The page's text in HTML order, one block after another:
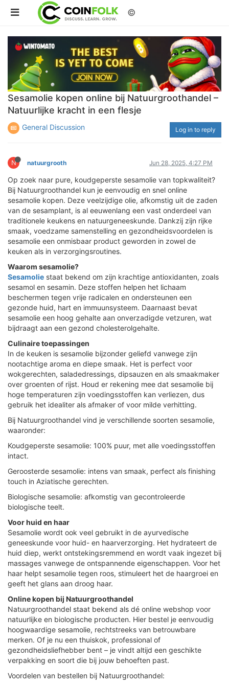
©
Sesamolie kopen online bij Natuurgroothandel –
Natuurlijke kracht in een flesje
General Discussion Log in to reply
N natuurgrooth Jun 28, 2025, 4:27 PM
Op zoek naar pure, koudgeperste sesamolie van topkwaliteit?
Bij Natuurgroothandel kun je eenvoudig en snel online
sesamolie kopen. Deze veelzijdige olie, afkomstig uit de zaden
van de sesamplant, is al eeuwenlang een vast onderdeel van
traditionele keukens en natuurgeneeskunde. Dankzij zijn rijke
smaak, voedzame samenstelling en gezondheidsvoordelen is
sesamolie een onmisbaar product geworden in zowel de
keuken als in verzorgingsroutines.
Waarom sesamolie?
Sesamolie staat bekend om zijn krachtige antioxidanten, zoals
sesamol en sesamin. Deze stoffen helpen het lichaam
beschermen tegen vrije radicalen en ondersteunen een
gezonde huid, hart en immuunsysteem. Daarnaast bevat
sesamolie een hoog gehalte aan onverzadigde vetzuren, wat
bijdraagt aan een gezond cholesterolgehalte.
Culinaire toepassingen
In de keuken is sesamolie bijzonder geliefd vanwege zijn
nootachtige aroma en diepe smaak. Het is perfect voor
wokgerechten, saladedressings, dipsauzen en als smaakmaker
over groenten of rijst. Houd er rekening mee dat sesamolie bij
hoge temperaturen zijn voedingsstoffen kan verliezen, dus
gebruik het idealiter als afmaker of voor milde verhitting.
Bij Natuurgroothandel vind je verschillende soorten sesamolie,
waaronder:
Koudgeperste sesamolie: 100% puur, met alle voedingsstoffen
intact.
Geroosterde sesamolie: intens van smaak, perfect als finishing
touch in Aziatische gerechten.
Biologische sesamolie: afkomstig van gecontroleerde
biologische teelt.
Voor huid en haar
Sesamolie wordt ook veel gebruikt in de ayurvedische
geneeskunde voor huid- en haarverzorging. Het hydrateert de
huid diep, werkt ontstekingsremmend en wordt vaak ingezet bij
massages vanwege de ontspannende eigenschappen. Voor het
haar helpt sesamolie tegen roos, stimuleert het de haargroei en
geeft het glans aan droog haar.
Online kopen bij Natuurgroothandel
Natuurgroothandel staat bekend als dé online webshop voor
natuurlijke en biologische producten. Hier bestel je eenvoudig
hoogwaardige sesamolie, rechtstreeks van betrouwbare
merken. Of je nu een thuiskok, professional of
gezondheidsliefhebber bent – je vindt altijd een geschikte
verpakking en soort die bij jouw behoeften past.
Voordelen van bestellen bij Natuurgroothandel: